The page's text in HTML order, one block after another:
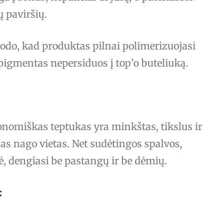
paviršių.
kad produktas pilnai polimerizuojasi
nepersiduos į top’o buteliuką.
teptukas yra minkštas, tikslus ir
nago vietas. Net sudėtingos spalvos,
dengiasi be pastangų ir be dėmių.